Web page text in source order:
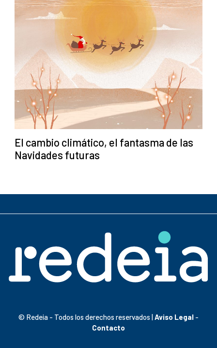
El cambio climático, el fantasma de las
Navidades futuras
© Redeia - Todos los derechos reservados | Aviso Legal -
Contacto